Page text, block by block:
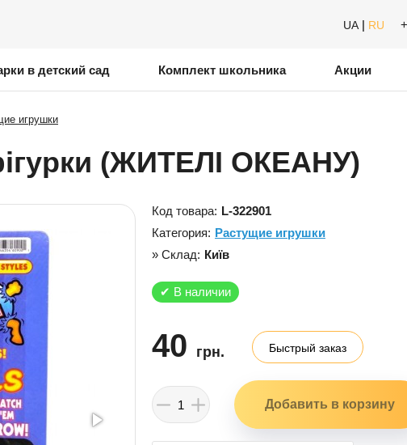
UA | RU
в детский сад Комплект школьника Акции
игрушки
(ЖИТЕЛІ ОКЕАНУ)
Код товара: L-322901
Категория: Растущие игрушки
» Склад: Київ
✔ В наличии
40 грн. Быстрый заказ